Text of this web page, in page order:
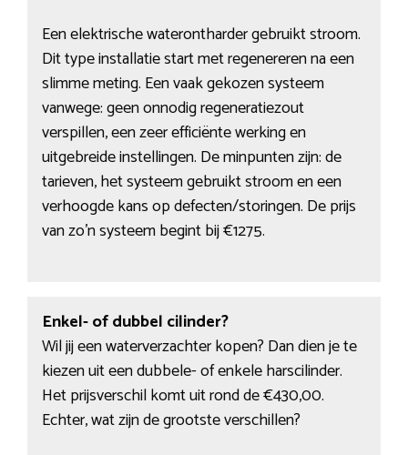
Een elektrische waterontharder gebruikt stroom.
Dit type installatie start met regenereren na een
slimme meting. Een vaak gekozen systeem
vanwege: geen onnodig regeneratiezout
verspillen, een zeer efficiënte werking en
uitgebreide instellingen. De minpunten zijn: de
tarieven, het systeem gebruikt stroom en een
verhoogde kans op defecten/storingen. De prijs
van zo’n systeem begint bij €1275.
Enkel- of dubbel cilinder?
Wil jij een waterverzachter kopen? Dan dien je te
kiezen uit een dubbele- of enkele harscilinder.
Het prijsverschil komt uit rond de €430,00.
Echter, wat zijn de grootste verschillen?